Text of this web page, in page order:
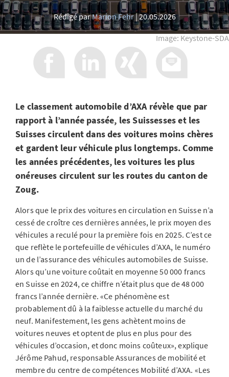
Rédigé parMarion Fehr 20.05.2026
Image: Keystone-SDA
Le classement automobile d’AXA révèle que par
rapport à l’année passée, les Suissesses et les
Suisses circulent dans des voitures moins chères
et gardent leur véhicule plus longtemps. Comme
les années précédentes, les voitures les plus
onéreuses circulent sur les routes du canton de
Zoug.
Alors que le prix des voitures en circulation en Suisse n’a
cessé de croître ces dernières années, le prix moyen des
véhicules a reculé pour la première fois en 2025. C’est ce
que reflète le portefeuille de véhicules d’AXA, le numéro
un de l’assurance des véhicules automobiles de Suisse.
Alors qu’une voiture coûtait en moyenne 50 000 francs
en Suisse en 2024, ce chiffre n’était plus que de 48 000
francs l’année dernière. «Ce phénomène est
probablement dû à la faiblesse actuelle du marché du
neuf. Manifestement, les gens achètent moins de
voitures neuves et optent de plus en plus pour des
véhicules d’occasion, et donc moins coûteux», explique
Jérôme Pahud, responsable Assurances de mobilité et
membre du centre de compétences Mobilité d’AXA. «Les